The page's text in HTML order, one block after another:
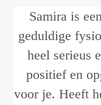
Samira is
geduldige
heel serieus
positief en
voor je. Heeft